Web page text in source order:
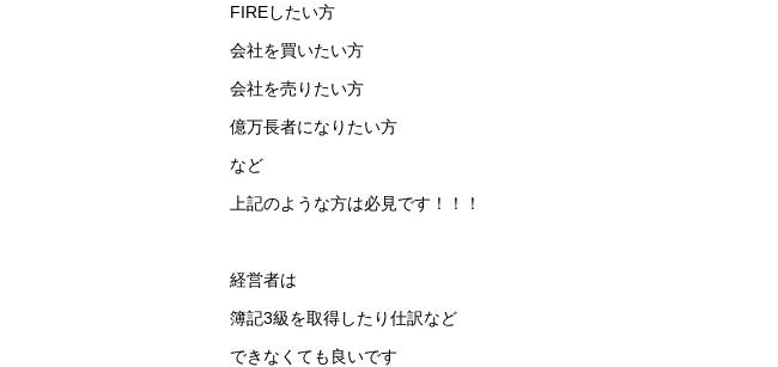
FIREしたい方
会社を買いたい方
会社を売りたい方
億万長者になりたい方
など
上記のような方は必見です！！！
経営者は
簿記3級を取得したり仕訳など
できなくても良いです